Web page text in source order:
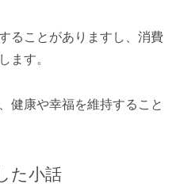
ることがありますし、消費
ます。
健康や幸福を維持すること
た小話